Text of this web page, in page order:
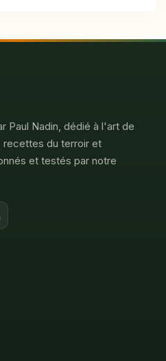
Paul Nadin, dédié à l'art de
du terroir et
et testés par notre